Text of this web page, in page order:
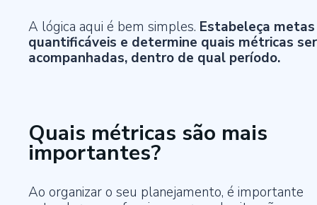
A lógica aqui é bem simples. Estabeleça metas
quantificáveis e determine quais métricas
acompanhadas, dentro de qual período.
Quais métricas são mais
importantes?
Ao organizar o seu planejamento, é importante